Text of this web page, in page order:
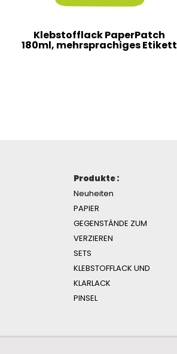
Klebstofflack PaperPatch
180ml, mehrsprachiges Etikett
Produkte :
Neuheiten
PAPIER
GEGENSTÄNDE ZUM
VERZIEREN
SETS
KLEBSTOFFLACK UND
KLARLACK
PINSEL